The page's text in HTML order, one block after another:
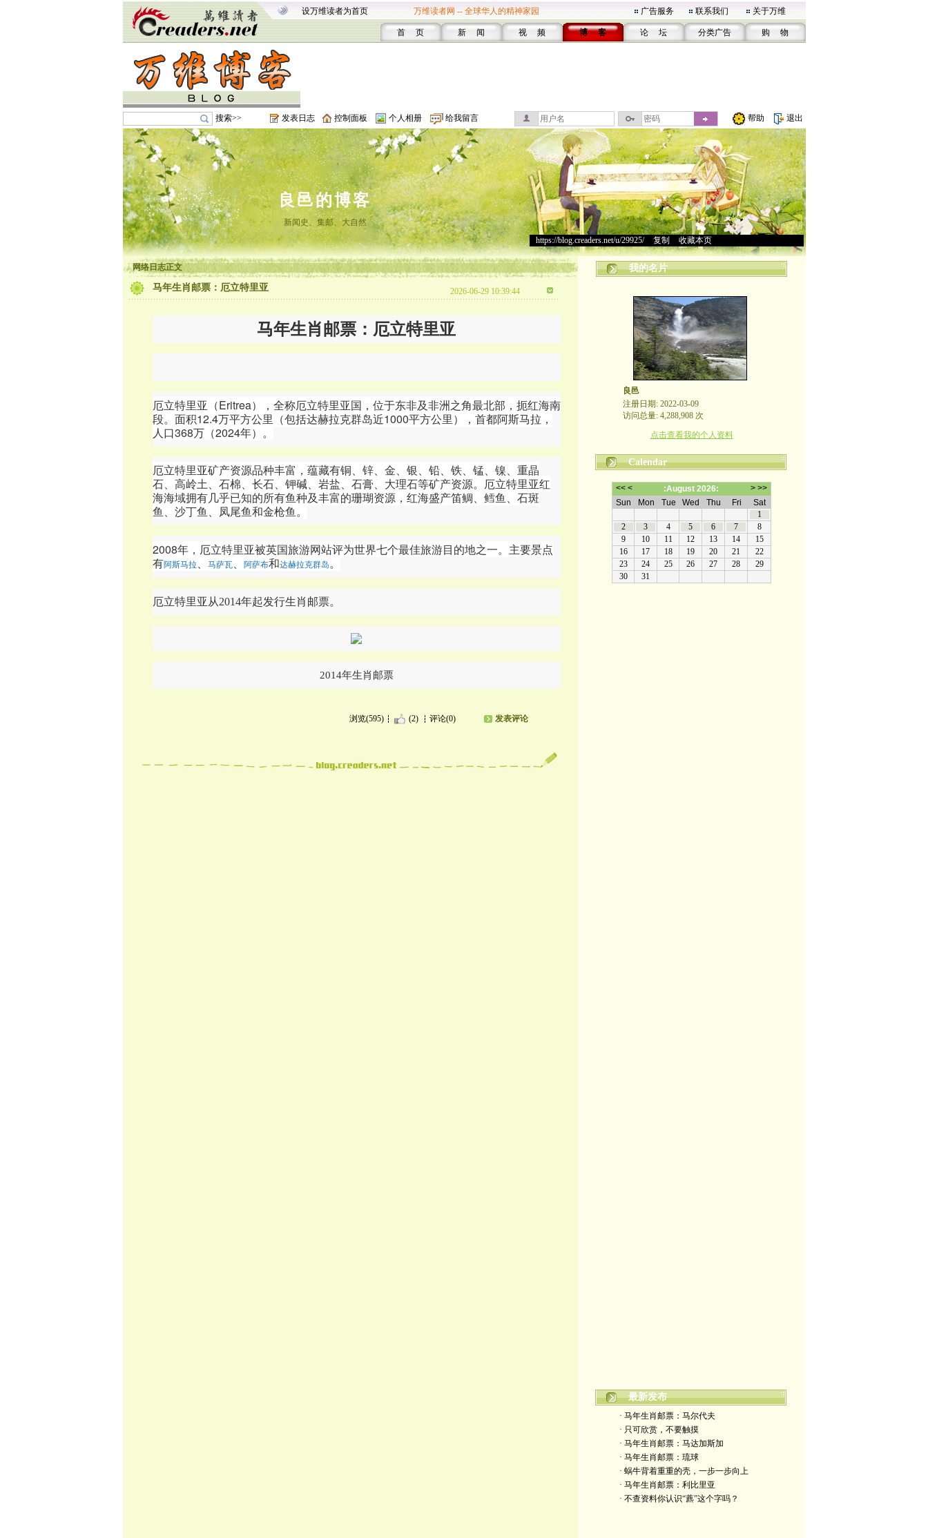
设万维读者为首页 万维读者网 -- 全球华人的精神家园 广告服务 联系我们 关于万维
首 页 新 闻 视 频 博 客 论 坛 分类广告 购 物
搜索>> 发表日志 控制面板 个人相册 给我留言 帮助 退出
良邑的博客
新闻史、集邮、大自然
https://blog.creaders.net/u/29925/> 复制 收藏本页
网络日志正文
马年生肖邮票：厄立特里亚 2026-06-29 10:39:44
马年生肖邮票：厄立特里亚
厄立特里亚（Eritrea）
，全称厄立特里亚国，位于东非及非洲之角最北部，扼红海南
段。面积12.4万平方公里（包括达赫拉克群岛近1000平方公里），首都阿斯马拉 ，
人口368万（2024年）。
厄立特里亚矿产资源品种丰富，蕴藏有铜、锌、金、银、铅、铁、锰、镍、重晶
石、高岭土、石棉、长石、钾碱、岩盐、石膏、大理石等矿产资源。厄立特里亚红
海海域拥有几乎已知的所有鱼种及丰富的珊瑚资源，红海盛产笛鲷、鳕鱼、石斑
鱼、沙丁鱼、凤尾鱼和金枪鱼。
2008年，厄立特里亚被英国旅游网站评为世界七个最佳旅游目的地之一。主要景点
有阿斯马拉、 马萨瓦、 阿萨布和达赫拉克群岛。
厄立特里亚从2014年起发行生肖邮票。
2014年生肖邮票
浏览(595) (2) 评论(0) 发表评论
我的名片
良邑
注册日期: 2022-03-09
访问总量: 4,288,908 次
点击查看我的个人资料
Calendar
最新发布
· 马年生肖邮票：马尔代夫
· 只可欣赏，不要触摸
· 马年生肖邮票：马达加斯加
· 马年生肖邮票：琉球
· 蜗牛背着重重的壳，一步一步向上
· 马年生肖邮票：利比里亚
· 不查资料你认识“藨”这个字吗？